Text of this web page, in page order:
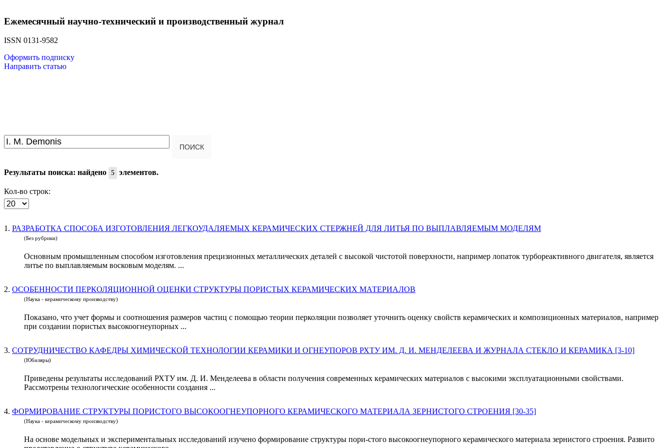
Ежемесячный научно-технический и производственный журнал
ISSN 0131-9582
Оформить подписку
Направить статью
Введите текст для поиска...
ПОИСК
Результаты поиска: найдено 5 элементов.
Кол-во строк:
1. РАЗРАБОТКА СПОСОБА ИЗГОТОВЛЕНИЯ ЛЕГКОУДАЛЯЕМЫХ КЕРАМИЧЕСКИХ СТЕРЖНЕЙ ДЛЯ ЛИТЬЯ ПО ВЫПЛАВЛЯЕМЫМ МОДЕЛЯМ
(Без рубрики)
Основным промышленным способом изготовления прецизионных металлических деталей с высокой чистотой поверхности, например лопаток турбореактивного двигателя, является
литье по выплавляемым восковым моделям. ...
2. ОСОБЕННОСТИ ПЕРКОЛЯЦИОННОЙ ОЦЕНКИ СТРУКТУРЫ ПОРИСТЫХ КЕРАМИЧЕСКИХ МАТЕРИАЛОВ
(Наука - керамическому производству)
Показано, что учет формы и соотношения размеров частиц с помощью теории перколяции позволяет уточнить оценку свойств керамических и композиционных материалов, например
при создании пористых высокоогнеупорных ...
3. СОТРУДНИЧЕСТВО КАФЕДРЫ ХИМИЧЕСКОЙ ТЕХНОЛОГИИ КЕРАМИКИ И ОГНЕУПОРОВ РХТУ ИМ. Д. И. МЕНДЕЛЕЕВА И ЖУРНАЛА СТЕКЛО И КЕРАМИКА [3-10]
(Юбиляры)
Приведены результаты исследований РХТУ им. Д. И. Менделеева в области получения современных керамических материалов с высокими эксплуатационными свойствами.
Рассмотрены технологические особенности создания ...
4. ФОРМИРОВАНИЕ СТРУКТУРЫ ПОРИСТОГО ВЫСОКООГНЕУПОРНОГО КЕРАМИЧЕСКОГО МАТЕРИАЛА ЗЕРНИСТОГО СТРОЕНИЯ [30-35]
(Наука - керамическому производству)
На основе модельных и экспериментальных исследований изучено формирование структуры пори-стого высокоогнеупорного керамического материала зернистого строения. Развито